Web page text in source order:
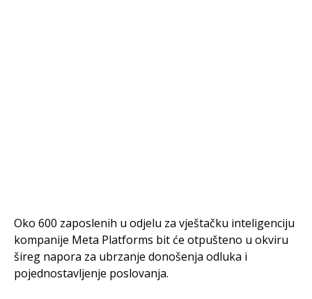
Oko 600 zaposlenih u odjelu za vještačku inteligenciju
kompanije Meta Platforms bit će otpušteno u okviru
šireg napora za ubrzanje donošenja odluka i
pojednostavljenje poslovanja.